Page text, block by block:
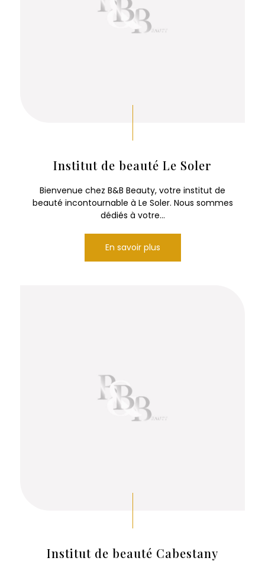
Institut de beauté Le Soler
Bienvenue chez B&B Beauty, votre institut de
beauté incontournable à Le Soler. Nous sommes
dédiés à votre...
En savoir plus
Institut de beauté Cabestany